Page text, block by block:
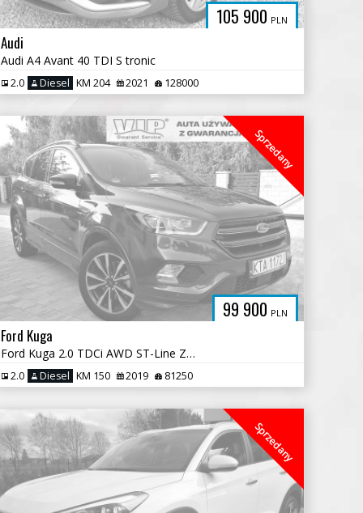
105 900 PLN
Audi
Audi A4 Avant 40 TDI S tronic
2.0 Diesel KM 204 2021 128000
99 900 PLN
Sprzedany
Ford Kuga
Ford Kuga 2.0 TDCi AWD ST-Line Zarejestrowany
2.0 Diesel KM 150 2019 81250
Sprzedany